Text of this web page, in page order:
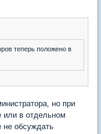
теперь положено в
но при
или в отдельном
не обсуждать